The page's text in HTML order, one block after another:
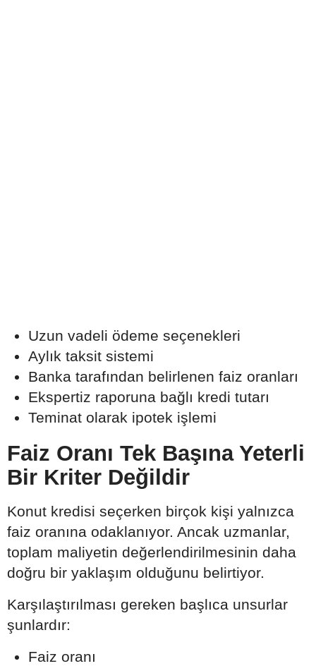
Uzun vadeli ödeme seçenekleri
Aylık taksit sistemi
Banka tarafından belirlenen faiz oranları
Ekspertiz raporuna bağlı kredi tutarı
Teminat olarak ipotek işlemi
Faiz Oranı Tek Başına Yeterli
Bir Kriter Değildir
Konut kredisi seçerken birçok kişi yalnızca
faiz oranına odaklanıyor. Ancak uzmanlar,
toplam maliyetin değerlendirilmesinin daha
doğru bir yaklaşım olduğunu belirtiyor.
Karşılaştırılması gereken başlıca unsurlar
şunlardır:
Faiz oranı